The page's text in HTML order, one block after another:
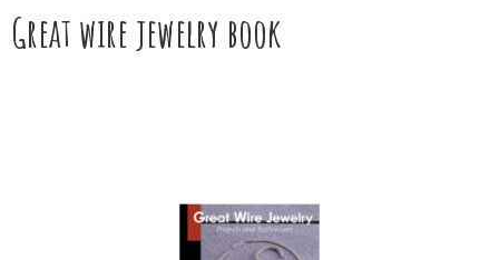
Great wire jewelry book